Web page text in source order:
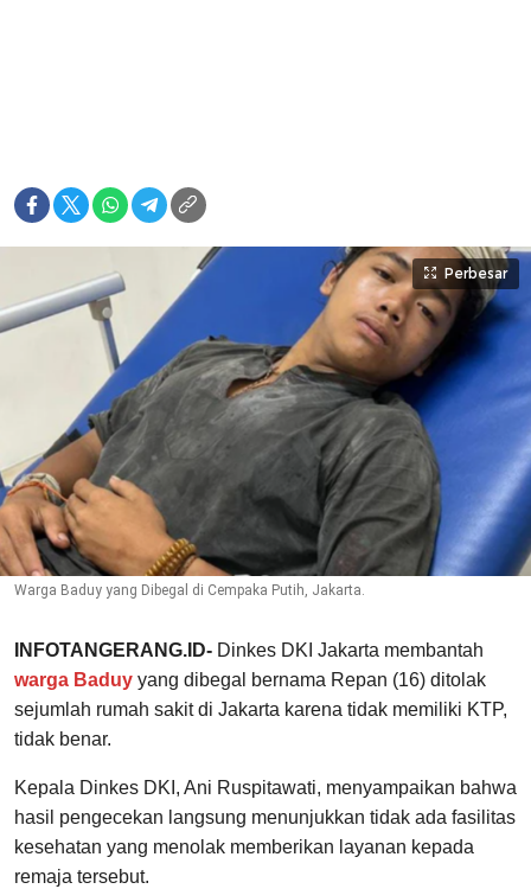
Perbesar
Warga Baduy yang Dibegal di Cempaka Putih, Jakarta.
INFOTANGERANG.ID- Dinkes DKI Jakarta membantah
warga Baduy yang dibegal bernama Repan (16) ditolak
sejumlah rumah sakit di Jakarta karena tidak memiliki KTP,
tidak benar.
Kepala Dinkes DKI, Ani Ruspitawati, menyampaikan bahwa
hasil pengecekan langsung menunjukkan tidak ada fasilitas
kesehatan yang menolak memberikan layanan kepada
remaja tersebut.